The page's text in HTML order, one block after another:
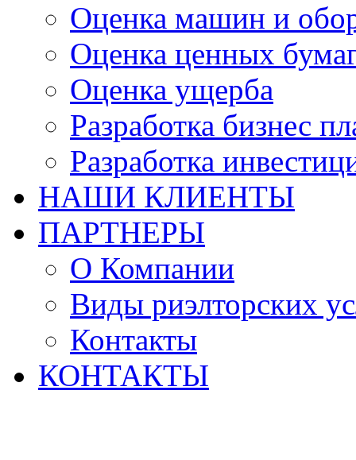
Оценка машин и
Оценка ценных
Оценка ущерба
Разработка бизнес
Разработка
НАШИ КЛИЕНТЫ
ПАРТНЕРЫ
О Компании
Виды риэлторских
Контакты
КОНТАКТЫ